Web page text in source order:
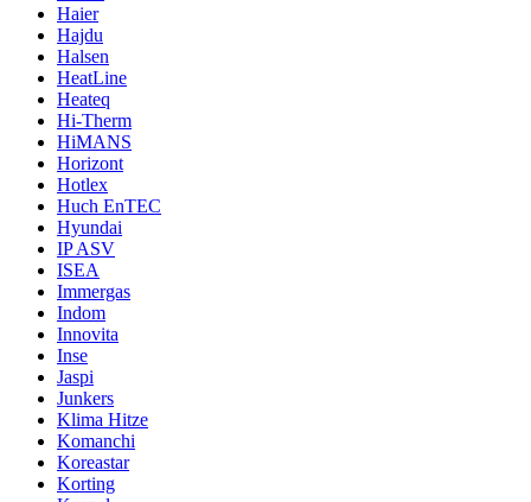
Haier
Hajdu
Halsen
HeatLine
Heateq
Hi-Therm
HiMANS
Horizont
Hotlex
Huch EnTEC
Hyundai
IP ASV
ISEA
Immergas
Indom
Innovita
Inse
Jaspi
Junkers
Klima Hitze
Komanchi
Koreastar
Korting